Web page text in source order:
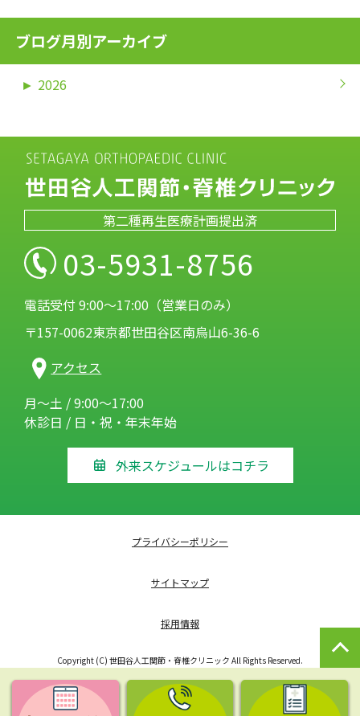
ブログ月別アーカイブ
► 2026
第二種再生医療計画提出済
03-5931-8756
電話受付 9:00～17:00（営業日のみ）
〒157-0062東京都世田谷区南烏山6-36-6
アクセス
月～土 / 9:00～17:00
休診日 / 日・祝・年末年始
外来スケジュールはコチラ
プライバシーポリシー
サイトマップ
採用情報
Copyright (C) 世田谷人工関節・脊椎クリニック All Rights Reserved.